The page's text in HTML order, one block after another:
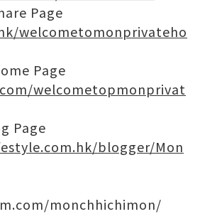
Page
welcometomonprivateho
Page
welcometopmonprivat
Page
blogger/Mon
monchhichimon/